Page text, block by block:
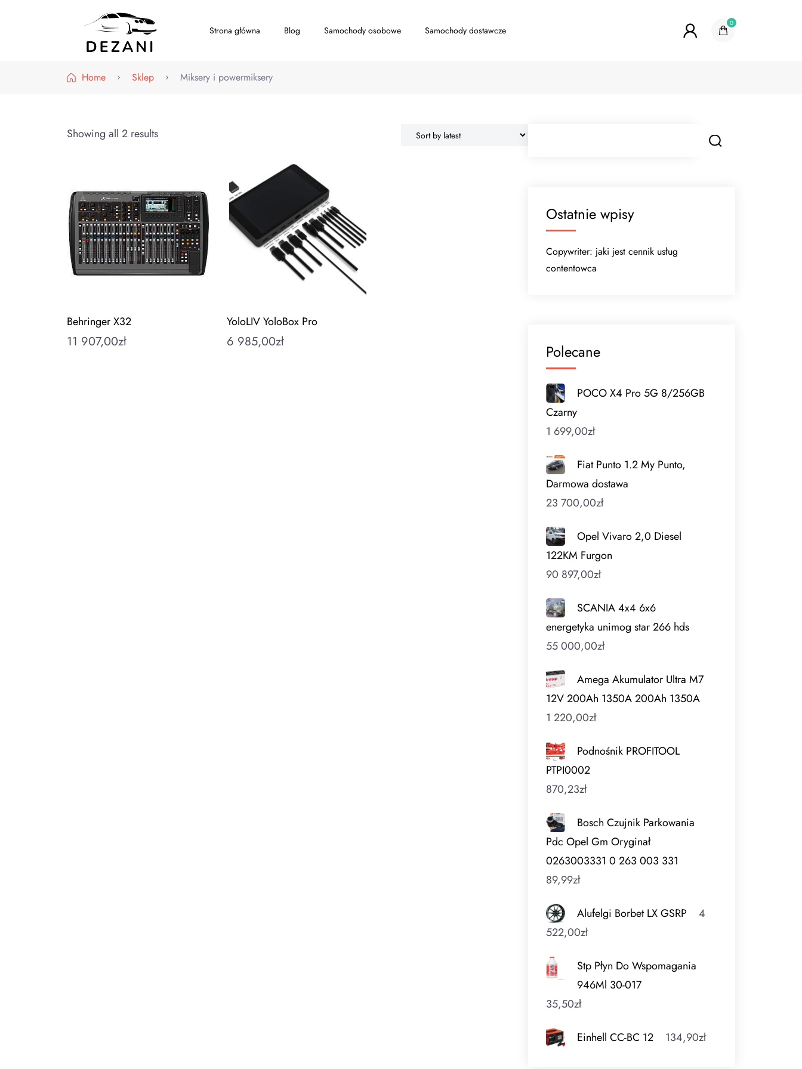
Strona główna Blog Samochody osobowe Samochody dostawcze
0
Home Sklep Miksery i powermiksery
Showing all 2 results
Behringer X32
11 907,00zł
YoloLIV YoloBox Pro
6 985,00zł
Ostatnie wpisy
Copywriter: jaki jest cennik usług
contentowca
Polecane
POCO X4 Pro 5G 8/256GB
Czarny
1 699,00zł
Fiat Punto 1.2 My Punto,
Darmowa dostawa
23 700,00zł
Opel Vivaro 2,0 Diesel
122KM Furgon
90 897,00zł
SCANIA 4x4 6x6
energetyka unimog star 266 hds
55 000,00zł
Amega Akumulator Ultra M7
12V 200Ah 1350A 200Ah 1350A
1 220,00zł
Podnośnik PROFITOOL
PTPI0002
870,23zł
Bosch Czujnik Parkowania
Pdc Opel Gm Oryginał
0263003331 0 263 003 331
89,99zł
Alufelgi Borbet LX GSRP
4
522,00zł
Stp Płyn Do Wspomagania
946Ml 30-017
35,50zł
Einhell CC-BC 12 134,90zł